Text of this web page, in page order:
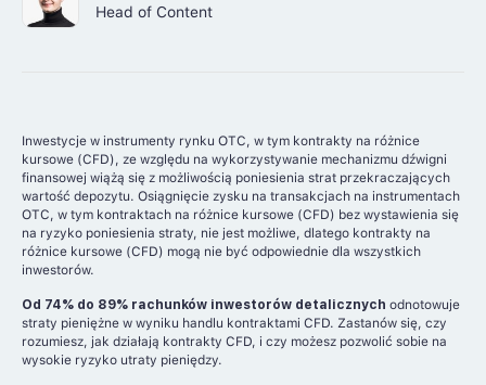
Head of Content
Inwestycje w instrumenty rynku OTC, w tym kontrakty na różnice
kursowe (CFD), ze względu na wykorzystywanie mechanizmu dźwigni
finansowej wiążą się z możliwością poniesienia strat przekraczających
wartość depozytu. Osiągnięcie zysku na transakcjach na instrumentach
OTC, w tym kontraktach na różnice kursowe (CFD) bez wystawienia się
na ryzyko poniesienia straty, nie jest możliwe, dlatego kontrakty na
różnice kursowe (CFD) mogą nie być odpowiednie dla wszystkich
inwestorów.
Od 74% do 89% rachunków inwestorów detalicznych odnotowuje
straty pieniężne w wyniku handlu kontraktami CFD. Zastanów się, czy
rozumiesz, jak działają kontrakty CFD, i czy możesz pozwolić sobie na
wysokie ryzyko utraty pieniędzy.